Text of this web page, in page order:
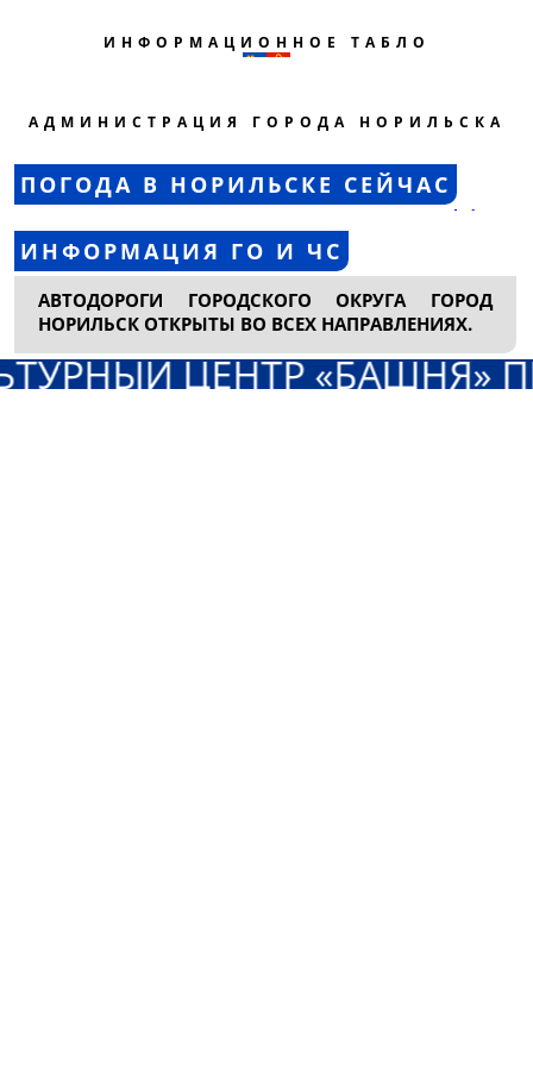
ИНФОРМАЦИОННОЕ ТАБЛО
АДМИНИСТРАЦИЯ ГОРОДА НОРИЛЬСКА
ПОГОДА В НОРИЛЬСКЕ СЕЙЧАС
Прогноз погоды в
world-
ИНФОРМАЦИЯ ГО И ЧС
АВТОДОРОГИ ГОРОДСКОГО ОКРУГА ГОРОД
НОРИЛЬСК ОТКРЫТЫ ВО ВСЕХ НАПРАВЛЕНИЯХ.